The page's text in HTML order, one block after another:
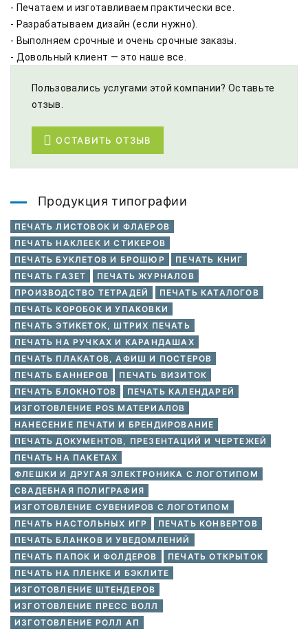
- Печатаем и изготавливаем практически все.
- Разрабатываем дизайн (если нужно).
- Выполняем срочные и очень срочные заказы.
- Довольный клиент — это наше все.
Пользовались услугами этой компании? Оставьте
отзыв.
ОСТАВИТЬ ОТЗЫВ
Продукция типографии
ПЕЧАТЬ ЛИСТОВОК И ФЛАЕРОВ
ПЕЧАТЬ НАКЛЕЕК И СТИКЕРОВ
ПЕЧАТЬ БУКЛЕТОВ И БРОШЮР
ПЕЧАТЬ КНИГ
ПЕЧАТЬ ГАЗЕТ
ПЕЧАТЬ ЖУРНАЛОВ
ПРОИЗВОДСТВО ТЕТРАДЕЙ
ПЕЧАТЬ КАТАЛОГОВ
ПЕЧАТЬ КОРОБОК И УПАКОВКИ
ПЕЧАТЬ ЭТИКЕТОК, ШТРИХ ПЕЧАТЬ
ПЕЧАТЬ НА РУЧКАХ И КАРАНДАШАХ
ПЕЧАТЬ ПЛАКАТОВ, АФИШ И ПОСТЕРОВ
ПЕЧАТЬ БАННЕРОВ
ПЕЧАТЬ ВИЗИТОК
ПЕЧАТЬ БЛОКНОТОВ
ПЕЧАТЬ КАЛЕНДАРЕЙ
ИЗГОТОВЛЕНИЕ POS МАТЕРИАЛОВ
НАНЕСЕНИЕ ПЕЧАТИ И БРЕНДИРОВАНИЕ
ПЕЧАТЬ ДОКУМЕНТОВ, ПРЕЗЕНТАЦИЙ И ЧЕРТЕЖЕЙ
ПЕЧАТЬ НА ПАКЕТАХ
ФЛЕШКИ И ДРУГАЯ ЭЛЕКТРОНИКА С ЛОГОТИПОМ
СВАДЕБНАЯ ПОЛИГРАФИЯ
ИЗГОТОВЛЕНИЕ СУВЕНИРОВ С ЛОГОТИПОМ
ПЕЧАТЬ НАСТОЛЬНЫХ ИГР
ПЕЧАТЬ КОНВЕРТОВ
ПЕЧАТЬ БЛАНКОВ И УВЕДОМЛЕНИЙ
ПЕЧАТЬ ПАПОК И ФОЛДЕРОВ
ПЕЧАТЬ ОТКРЫТОК
ПЕЧАТЬ НА ПЛЕНКЕ И БЭКЛИТЕ
ИЗГОТОВЛЕНИЕ ШТЕНДЕРОВ
ИЗГОТОВЛЕНИЕ ПРЕСС ВОЛЛ
ИЗГОТОВЛЕНИЕ РОЛЛ АП